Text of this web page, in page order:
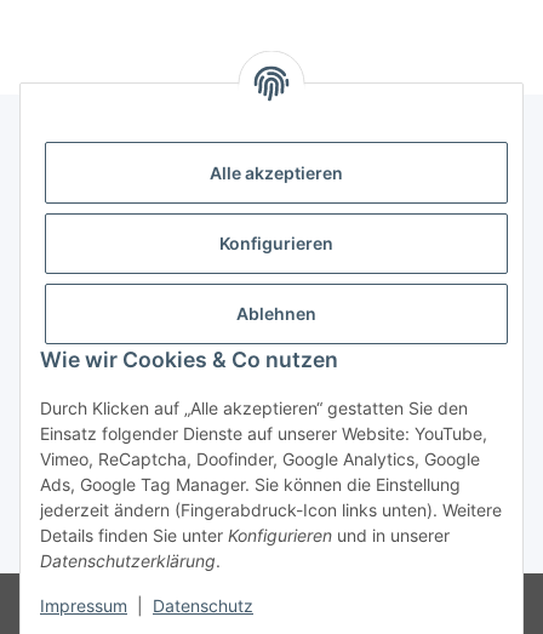
Alle akzeptieren
Konfigurieren
Ablehnen
Wie wir Cookies & Co nutzen
Durch Klicken auf „Alle akzeptieren“ gestatten Sie den
Einsatz folgender Dienste auf unserer Website: YouTube,
Vimeo, ReCaptcha, Doofinder, Google Analytics, Google
Ads, Google Tag Manager. Sie können die Einstellung
jederzeit ändern (Fingerabdruck-Icon links unten). Weitere
Details finden Sie unter Konfigurieren und in unserer
Datenschutzerklärung.
Impressum Datenschutz
Gesetzliche Informationen
Bestellung wiederrufen
* Alle Preise inkl. gesetzlicher USt., zzgl.Versand
Besucherzähler: 75230340